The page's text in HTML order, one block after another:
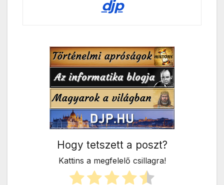
djp
Hogy tetszett a poszt?
Kattins a megfelelő csillagra!